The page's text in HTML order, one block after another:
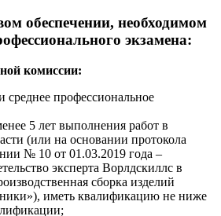
обеспечении, необходимом
экзамена:
комиссии:
среднее профессиональное
5 лет выполнения работ в
(или на основании протокола
№ 10 от 01.03.2019 года –
эксперта Ворлдскиллс в
сборка изделий
иметь квалификацию не ниже